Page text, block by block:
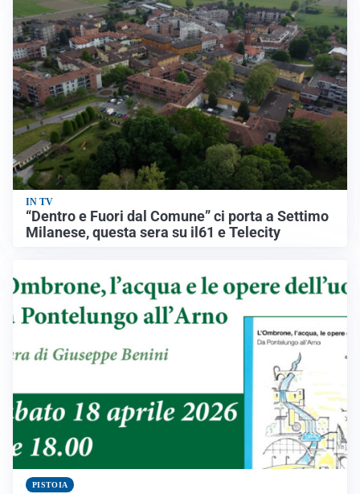
IN TV
“Dentro e Fuori dal Comune” ci porta a Settimo
Milanese, questa sera su il61 e Telecity
PISTOIA